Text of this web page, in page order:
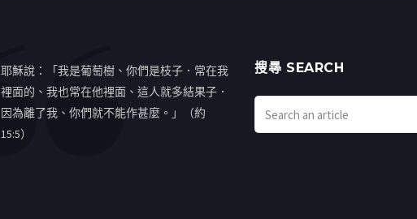
耶穌說：「我是葡萄樹、你們是枝子．常在我
裡面的、我也常在他裡面、這人就多結果子．
因為離了我、你們就不能作甚麼。」（約
15:5）
搜㝷 SEARCH